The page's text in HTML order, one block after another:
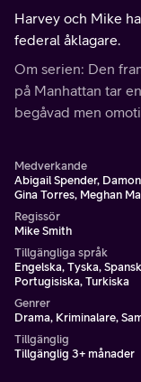
Harvey och Mike
federal åklagare.
Om serien: Den
på Manhattan tar
begåvad men
Medverkande
Abigail Spender,
Gina Torres, Meghan
Regissör
Mike Smith
Tillgängliga språk
Engelska, Tyska,
Portugisiska, Turkiska
Genrer
Drama, Kriminalare,
Tillgänglig
Tillgänglig 3+ månader